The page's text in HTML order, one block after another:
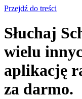
Przejdź do treści
Słuchaj
wielu
aplikację
za darmo.